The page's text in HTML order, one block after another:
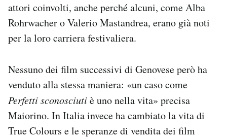
attori coinvolti, anche perché alcuni, come Alba
Rohrwacher o Valerio Mastandrea, erano già noti
per la loro carriera festivaliera.
Nessuno dei film successivi di Genovese però ha
venduto alla stessa maniera: «un caso come
Perfetti sconosciutiè uno nella vita» precisa
Maiorino. In Italia invece ha cambiato la vita di
True Colours e le speranze di vendita dei film